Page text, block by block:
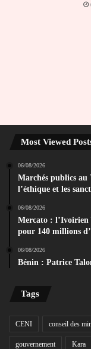
Most Viewed
06/08/2026
Marchés publics au
l’éthique et les
06/08/2026
Mercato : l’Ivoirien
pour 140 millions
06/08/2026
Bénin : Patrice
Tags
CENI conseil des
gouvernement Kara